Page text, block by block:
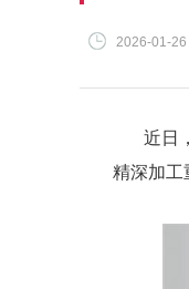
2026-01-26
近日
精深加工